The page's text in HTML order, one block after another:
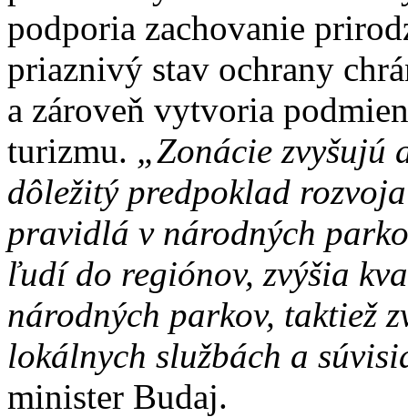
podporia zachovanie
priaznivý stav ochrany
a zároveň vytvoria
turizmu. „Zonácie zvyšujú
dôležitý predpoklad
pravidlá v národných
ľudí do regiónov, zvýšia
národných parkov, taktiež
lokálnych službách a
minister Budaj.